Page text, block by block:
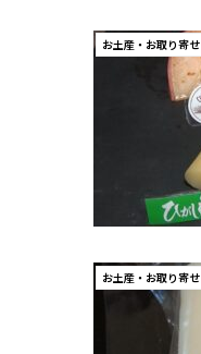
お土産・お取り寄せ
お土産・お取り寄せ